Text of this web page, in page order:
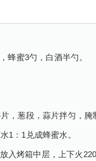
蜂蜜3勺，白酒半勺。
，葱段，蒜片拌匀，腌
1：1兑成蜂蜜水。
烤箱中层，上下火220